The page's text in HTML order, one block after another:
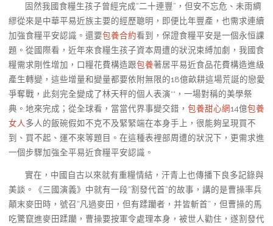
固然我國食糧生孩子曾經完成“二十連豐”，但安不忘危、未雨綢
繆從來是中華平易近族主要的經歷聰明，即便比年豐產，也需求連續
加強食糧平安認識。還要包養合約看到，保證食糧平安是一個永恒課
題。從國際看，近年來食糧生孩子資本周遭的狀況束縛加劇，我國食
糧需求剛性增加，口糧花費構造跟包養著居平易近食品花費構造進級
產生轉變，這些增量和變量都要依附無限的18億畝耕這場荒誕的戀愛
爭奪戰，此刻完全變成了林天秤的個人表演**，一場對稱的美學祭
典。地來完成；從全球看，當當代界事變交錯， 包養甜心網14億包養
女人 多人的飯碗假如不克不及緊緊端在本身手上，很能夠呈現買不
到、買不起、運不來等題目。在這種表裡部周遭的狀況下，更需求進
一個步驟加強全平易近食糧平安認識。
實在，中國自古以來就有重糧情結，汗青上也傳播下良多記錄與
美談。《三國演義》中就有一段“割發代首”的故事，講的是曹操率兵
顛末麥田時，號召“凡過麥田，但有蹂躪者，并皆斬首”，但曹操的馬
吃驚竄進麥田蹂躪，曹操要按軍令處理本身，被世人勸住，遂割發代